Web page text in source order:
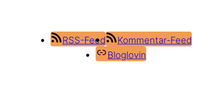
RSS-Feed
Kommentar-Feed
Bloglovin